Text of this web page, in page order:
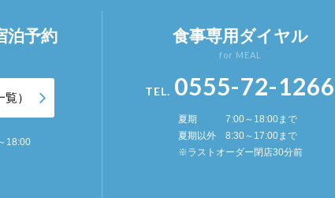
泊予約
）
18:00
食事専用ダイヤル
for MEAL
TEL. 0555-72-1266
夏期 7:00～18:00まで
夏期以外 8:30～17:00まで
※ラストオーダー閉店30分前